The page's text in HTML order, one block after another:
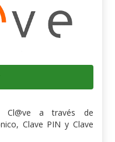
Cl@ve a través de
Clave PIN y Clave